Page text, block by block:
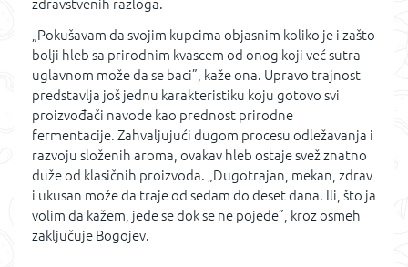
zdravstvenih razloga.
„Pokušavam da svojim kupcima objasnim koliko je i zašto
bolji hleb sa prirodnim kvascem od onog koji već sutra
uglavnom može da se baci”, kaže ona. Upravo trajnost
predstavlja još jednu karakteristiku koju gotovo svi
proizvođači navode kao prednost prirodne
fermentacije. Zahvaljujući dugom procesu odležavanja i
razvoju složenih aroma, ovakav hleb ostaje svež znatno
duže od klasičnih proizvoda. „Dugotrajan, mekan, zdrav
i ukusan može da traje od sedam do deset dana. Ili, što ja
volim da kažem, jede se dok se ne pojede”, kroz osmeh
zaključuje Bogojev.